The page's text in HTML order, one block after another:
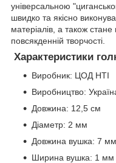
універсальною
швидко та якісно
матеріалів, а також
повсякденній творчості.
Характеристики
Виробник: ЦОД НТІ
Виробництво:
Довжина: 12,5 см
Діаметр: 2 мм
Довжина вушка: 7 мм
Ширина вушка: 1 мм